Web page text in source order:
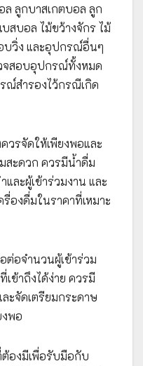
ลูกบาสเกตบอล ลูก
สบอล ไม้ขว้างจักร ไม้
บวิ่ง และอุปกรณ์อื่นๆ
จสอบอุปกรณ์ทั้งหมด
ณ์สำรองไว้กรณีเกิด
วรจัดให้เพียงพอและ
สะดวก ควรมีน้ำดื่ม
ละผู้เข้าร่วมงาน และ
องดื่มในราคาที่เหมาะ
ต่อจำนวนผู้เข้าร่วม
ข้าถึงได้ง่าย ควรมี
ะจัดเตรียมกระดาษ
พอ
องมีเพื่อรับมือกับ